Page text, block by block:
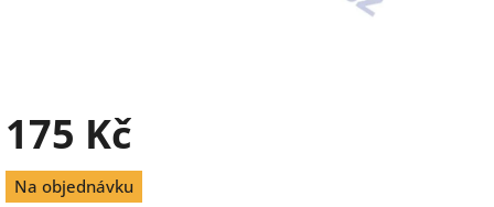
175 Kč
Měrná
cena:
Na objednávku